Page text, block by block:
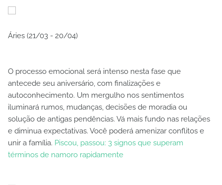
Áries (21/03 - 20/04)
O processo emocional será intenso nesta fase que
antecede seu aniversário, com finalizações e
autoconhecimento. Um mergulho nos sentimentos
iluminará rumos, mudanças, decisões de moradia ou
solução de antigas pendências. Vá mais fundo nas relações
e diminua expectativas. Você poderá amenizar conflitos e
unir a família. Piscou, passou: 3 signos que superam
términos de namoro rapidamente